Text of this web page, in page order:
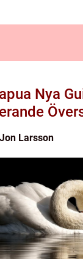
Nya
Jon Larsson